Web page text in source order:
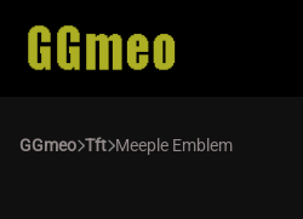
GGmeo Tft Meeple Emblem